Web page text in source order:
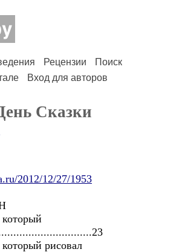
Рецензии
Поиск
Вход для авторов
Сказки
2012/12/27/1953
который
рисовал